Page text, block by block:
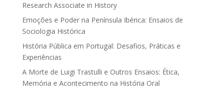
Research Associate in History
Emoções e Poder na Península Ibérica: Ensaios de
Sociologia Histórica
História Pública em Portugal: Desafios, Práticas e
Experiências
A Morte de Luigi Trastulli e Outros Ensaios: Ética,
Memória e Acontecimento na História Oral